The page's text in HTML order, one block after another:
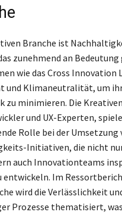
Branche ist
zunehmend an
wie das Cross Innovation
und Klimaneutralität, um
zu minimieren. Die
und UX-Experten,
Rolle bei der Umsetzung
Initiativen, die nicht
auch Innovationteams
entwickeln. Im
wird die Verlässlichkeit
Prozesse thematisiert,